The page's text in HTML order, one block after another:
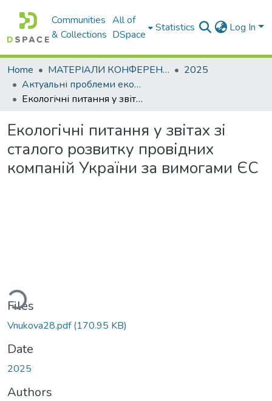
Communities
& Collections
All of
DSpace
Statistics Log In
Home МАТЕРІАЛИ КОНФЕРЕНЦІЙ
2025
Актуальні проблеми економіко-правового регулювання екологічних відносин в сучасних умовах
Екологічні питання у звітах зі сталого розвитку провідних компаній України за вимогами ЄС
Екологічні питання у звітах зі
сталого розвитку провідних
компаній України за вимогами ЄС
Files
Vnukova28.pdf(170.95 KB)
Date
2025
Authors